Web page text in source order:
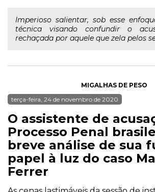
Imperioso salientar, sob esse
técnica visando confundir o
rechaçada por aquele que zela pelos
MIGALHAS DE PESO
terça-feira, 24 de novembro de 2020
O assistente de
Processo Penal
breve análise de sua
papel à luz do caso
Ferrer